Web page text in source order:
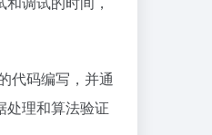
代码编写，并通
处理和算法验证